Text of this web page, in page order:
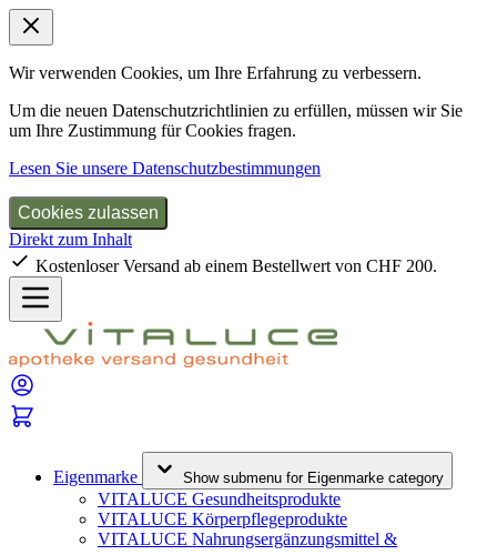
Wir verwenden Cookies, um Ihre Erfahrung zu verbessern.
Um die neuen Datenschutzrichtlinien zu erfüllen, müssen wir Sie
um Ihre Zustimmung für Cookies fragen.
Lesen Sie unsere Datenschutzbestimmungen
Cookies zulassen
Direkt zum Inhalt
Kostenloser Versand ab einem Bestellwert von CHF 200.
Eigenmarke Show submenu for Eigenmarke category
VITALUCE Gesundheitsprodukte
VITALUCE Körperpflegeprodukte
VITALUCE Nahrungsergänzungsmittel &